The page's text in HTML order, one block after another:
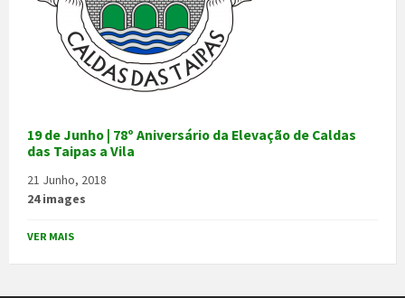
19 de Junho | 78º Aniversário da Elevação de Caldas
das Taipas a Vila
21 Junho, 2018
24 images
VER MAIS